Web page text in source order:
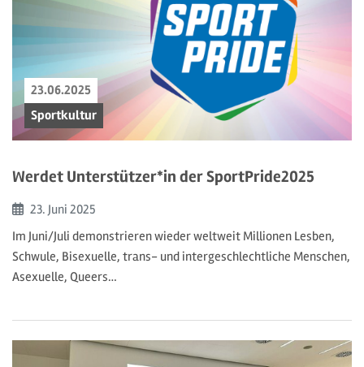
Werdet Unterstützer*in der SportPride2025
Beginn:
23. Juni 2025
Im Juni/Juli demonstrieren wieder weltweit Millionen Lesben,
Schwule, Bisexuelle, trans- und intergeschlechtliche Menschen,
Asexuelle, Queers…
23.06.2025
Sportkultur